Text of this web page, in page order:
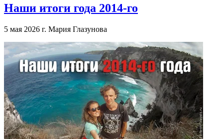
Наши итоги года 2014-го
5 мая 2026 г. Мария Глазунова